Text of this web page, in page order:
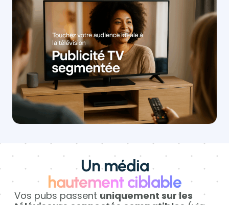
Un média
hautement ciblable
Vos pubs passent uniquement sur les